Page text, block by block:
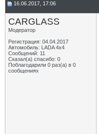
16.06.2017, 17:06
CARGLASS
Модератор
Регистрация: 04.04.2017
Автомобиль: LADA 4x4
Сообщений: 11
Сказал(а) спасибо: 0
Поблагодарили 0 раз(а) в 0
сообщениях